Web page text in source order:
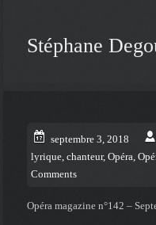
Stéphane
septembre 3, 2018
lyrique, chanteur, Opéra,
Comments
Opéra magazine n°142 –